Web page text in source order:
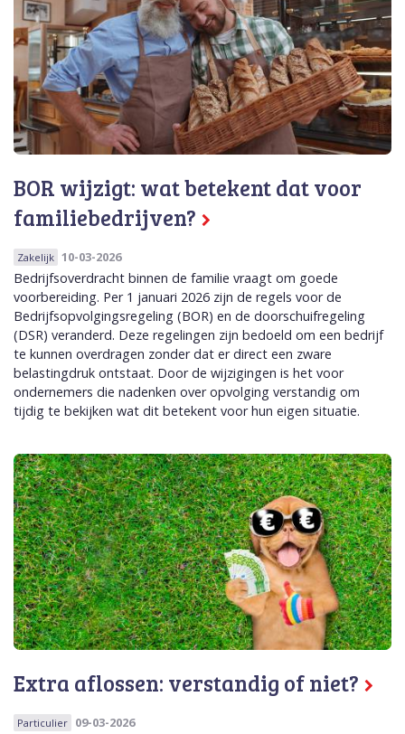
BOR wijzigt: wat betekent dat voor
familiebedrijven?
Zakelijk 10-03-2026
Bedrijfsoverdracht binnen de familie vraagt om goede
voorbereiding. Per 1 januari 2026 zijn de regels voor de
Bedrijfsopvolgingsregeling (BOR) en de doorschuifregeling
(DSR) veranderd. Deze regelingen zijn bedoeld om een bedrijf
te kunnen overdragen zonder dat er direct een zware
belastingdruk ontstaat. Door de wijzigingen is het voor
ondernemers die nadenken over opvolging verstandig om
tijdig te bekijken wat dit betekent voor hun eigen situatie.
Extra aflossen: verstandig of niet?
Particulier 09-03-2026